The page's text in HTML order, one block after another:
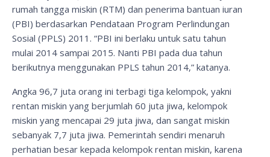
rumah tangga miskin (RTM) dan penerima bantuan iuran
(PBI) berdasarkan Pendataan Program Perlindungan
Sosial (PPLS) 2011. “PBI ini berlaku untuk satu tahun
mulai 2014 sampai 2015. Nanti PBI pada dua tahun
berikutnya menggunakan PPLS tahun 2014,” katanya.
Angka 96,7 juta orang ini terbagi tiga kelompok, yakni
rentan miskin yang berjumlah 60 juta jiwa, kelompok
miskin yang mencapai 29 juta jiwa, dan sangat miskin
sebanyak 7,7 juta jiwa. Pemerintah sendiri menaruh
perhatian besar kepada kelompok rentan miskin, karena